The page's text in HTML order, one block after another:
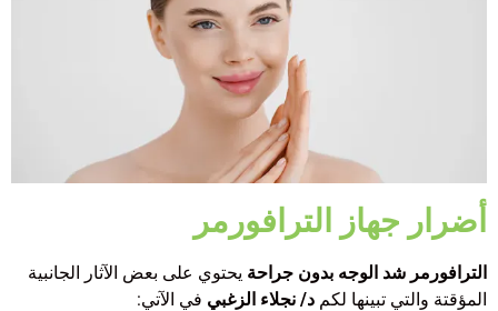
أضرار جهاز الترافورمر
الترافورمر شد الوجه بدون جراحة يحتوي على بعض الآثار الجانبية
المؤقتة والتي تبينها لكم د/ نجلاء الزغبي في الآتي: